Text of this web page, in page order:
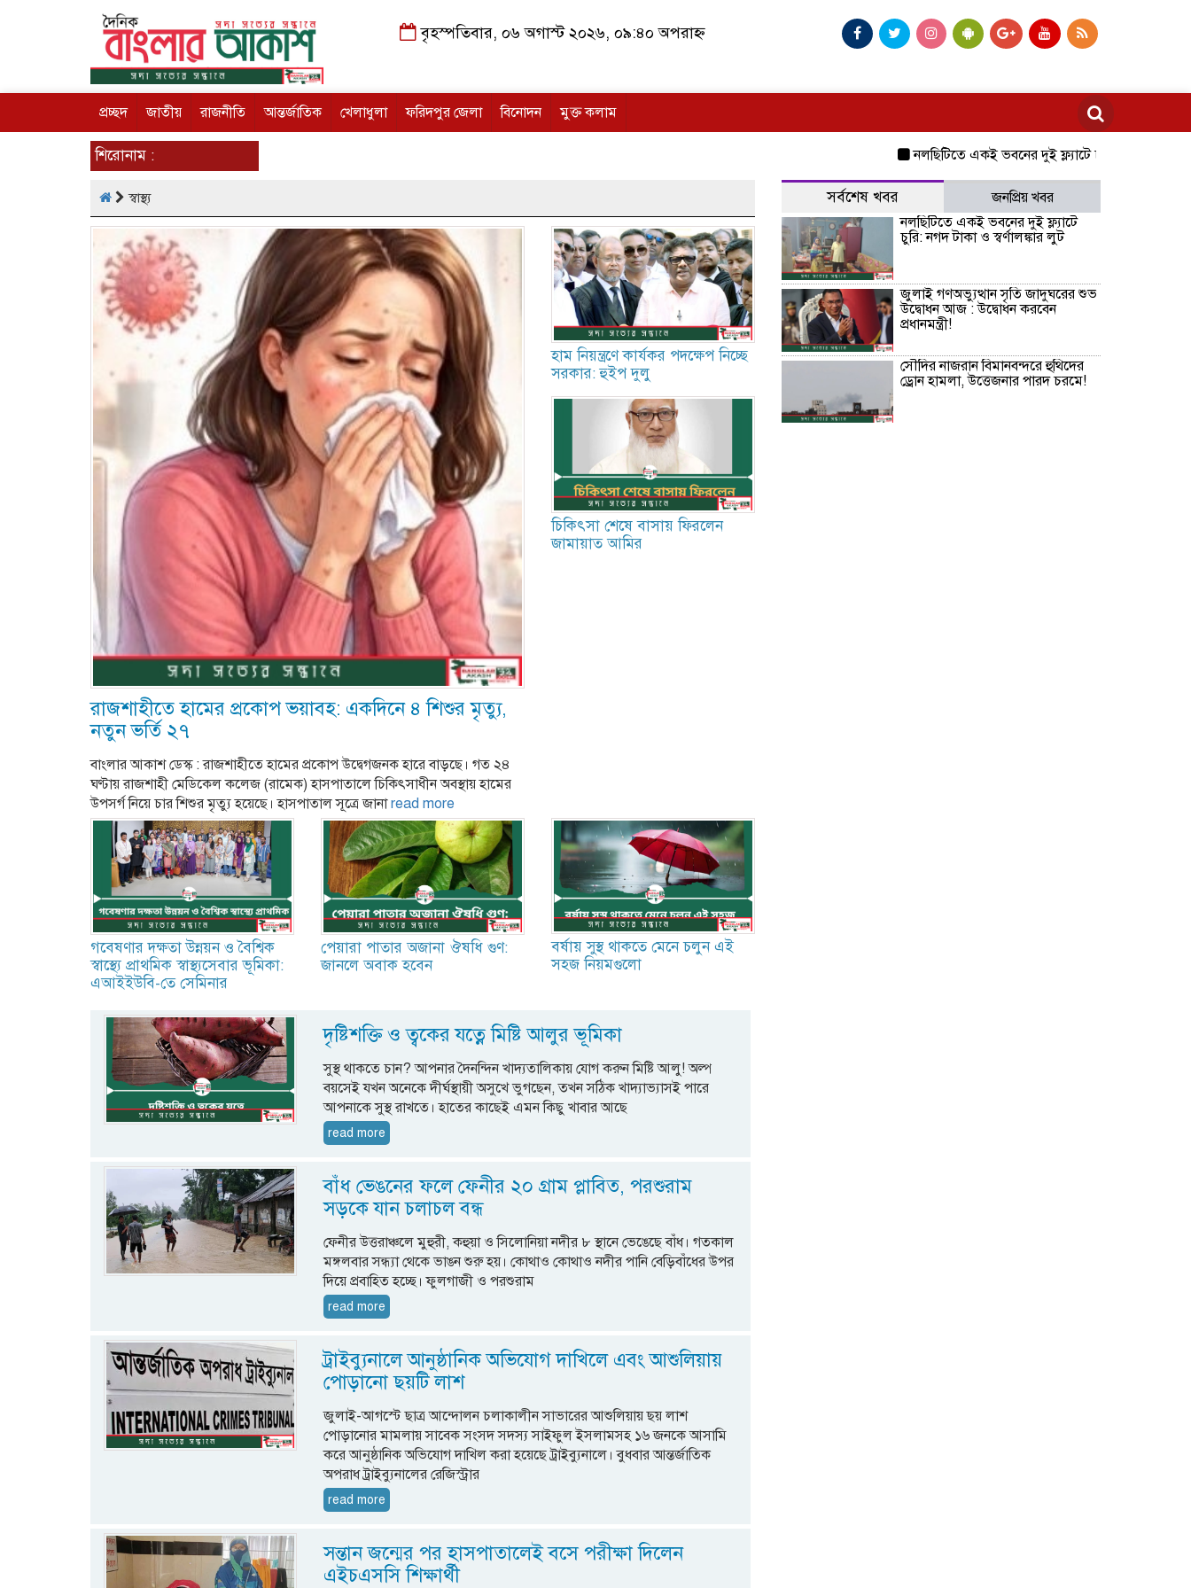
বৃহস্পতিবার, ০৬ অগাস্ট ২০২৬, ০৯:৪০ অপরাহ্ন
প্রচ্ছদ জাতীয় রাজনীতি আন্তর্জাতিক খেলাধুলা ফরিদপুর জেলা বিনোদন মুক্ত কলাম
শিরোনাম : নলছিটিতে একই ভবনের দুই ফ্ল্যাটে চুরি: নগদ টাকা ও
স্বাস্থ্য
রাজশাহীতে হামের প্রকোপ ভয়াবহ: একদিনে ৪ শিশুর মৃত্যু,
নতুন ভর্তি ২৭
বাংলার আকাশ ডেস্ক : রাজশাহীতে হামের প্রকোপ উদ্বেগজনক হারে বাড়ছে। গত ২৪
ঘণ্টায় রাজশাহী মেডিকেল কলেজ (রামেক) হাসপাতালে চিকিৎসাধীন অবস্থায় হামের
উপসর্গ নিয়ে চার শিশুর মৃত্যু হয়েছে। হাসপাতাল সূত্রে জানাread more
হাম নিয়ন্ত্রণে কার্যকর পদক্ষেপ নিচ্ছে
সরকার: হুইপ দুলু
চিকিৎসা শেষে বাসায় ফিরলেন
জামায়াত আমির
গবেষণার দক্ষতা উন্নয়ন ও বৈশ্বিক
স্বাস্থ্যে প্রাথমিক স্বাস্থ্যসেবার ভূমিকা:
এআইইউবি-তে সেমিনার
পেয়ারা পাতার অজানা ঔষধি গুণ:
জানলে অবাক হবেন
বর্ষায় সুস্থ থাকতে মেনে চলুন এই
সহজ নিয়মগুলো
দৃষ্টিশক্তি ও ত্বকের যত্নে মিষ্টি আলুর ভূমিকা
সুস্থ থাকতে চান? আপনার দৈনন্দিন খাদ্যতালিকায় যোগ করুন মিষ্টি আলু! অল্প
বয়সেই যখন অনেকে দীর্ঘস্থায়ী অসুখে ভুগছেন, তখন সঠিক খাদ্যাভ্যাসই পারে
আপনাকে সুস্থ রাখতে। হাতের কাছেই এমন কিছু খাবার আছে
read more
বাঁধ ভেঙনের ফলে ফেনীর ২০ গ্রাম প্লাবিত, পরশুরাম
সড়কে যান চলাচল বন্ধ
ফেনীর উত্তরাঞ্চলে মুহুরী, কহুয়া ও সিলোনিয়া নদীর ৮ স্থানে ভেঙেছে বাঁধ। গতকাল
মঙ্গলবার সন্ধ্যা থেকে ভাঙন শুরু হয়। কোথাও কোথাও নদীর পানি বেড়িবাঁধের উপর
দিয়ে প্রবাহিত হচ্ছে। ফুলগাজী ও পরশুরাম
read more
ট্রাইব্যুনালে আনুষ্ঠানিক অভিযোগ দাখিলে এবং আশুলিয়ায়
পোড়ানো ছয়টি লাশ
জুলাই-আগস্টে ছাত্র আন্দোলন চলাকালীন সাভারের আশুলিয়ায় ছয় লাশ
পোড়ানোর মামলায় সাবেক সংসদ সদস্য সাইফুল ইসলামসহ ১৬ জনকে আসামি
করে আনুষ্ঠানিক অভিযোগ দাখিল করা হয়েছে ট্রাইব্যুনালে। বুধবার আন্তর্জাতিক
অপরাধ ট্রাইব্যুনালের রেজিস্ট্রার
read more
সন্তান জন্মের পর হাসপাতালেই বসে পরীক্ষা দিলেন
এইচএসসি শিক্ষার্থী
সর্বশেষ খবর
জনপ্রিয় খবর
নলছিটিতে একই ভবনের দুই ফ্ল্যাটে
চুরি: নগদ টাকা ও স্বর্ণালঙ্কার লুট
জুলাই গণঅভ্যুত্থান সৃতি জাদুঘরের শুভ
উদ্বোধন আজ : উদ্বোধন করবেন
প্রধানমন্ত্রী!
সৌদির নাজরান বিমানবন্দরে হুথিদের
ড্রোন হামলা, উত্তেজনার পারদ চরমে!